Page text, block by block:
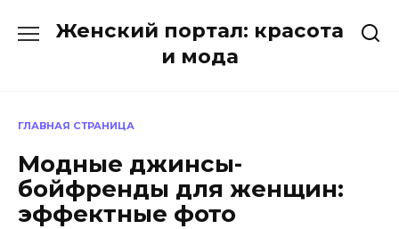
Женский портал: красота
и мода
ГЛАВНАЯ СТРАНИЦА
Модные джинсы-
бойфренды для женщин:
эффектные фото